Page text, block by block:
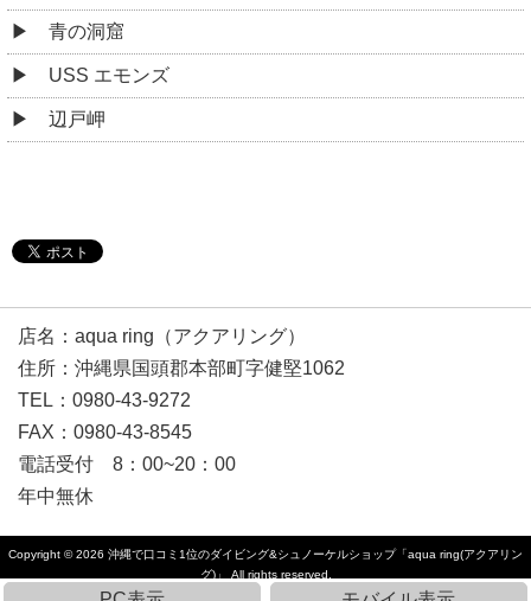
青の洞窟
USS エモンズ
辺戸岬
店名：aqua ring（アクアリング）
住所：沖縄県国頭郡本部町字健堅1062
TEL：0980-43-9272
FAX：0980-43-8545
電話受付 8：00~20：00
年中無休
Copyright © 2026 沖縄で口コミ1位のダイビング&シュノーケルショップ「aqua ring(アクアリン
グ)」
All rights reserved.